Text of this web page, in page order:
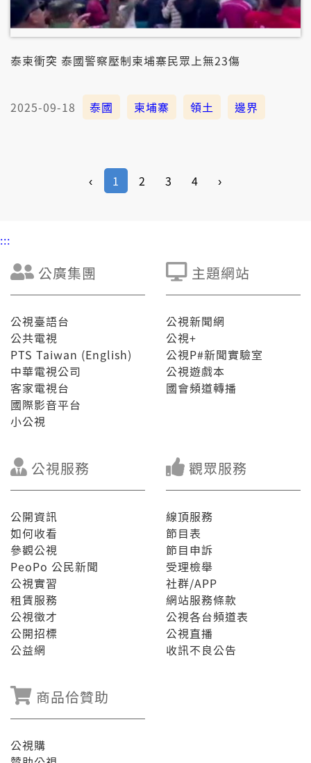
泰柬衝突 泰國警察壓制柬埔寨民眾上無23傷
2025-09-18 泰國 柬埔寨 領土 邊界
‹ 1 2 3 4 ›
:::
公廣集團
公視臺語台
公共電視
PTS Taiwan (English)
中華電視公司
客家電視台
國際影音平台
小公視
主題網站
公視新聞網
公視+
公視P#新聞實驗室
公視遊戲本
國會頻道轉播
公視服務
公開資訊
如何收看
參觀公視
PeoPo 公民新聞
公視實習
租賃服務
公視徵才
公開招標
公益網
觀眾服務
線頂服務
節目表
節目申訴
受理檢舉
社群/APP
網站服務條款
公視各台頻道表
公視直播
收訊不良公告
商品佮贊助
公視購